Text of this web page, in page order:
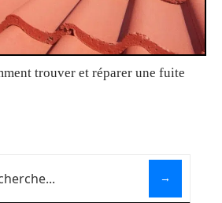
trouver et réparer une fuite